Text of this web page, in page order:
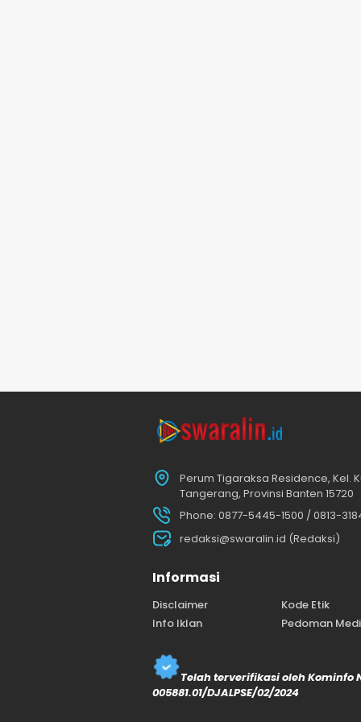
Perum Tigaraksa Residence, Kel.
Tangerang, Provinsi Banten 15720
Phone: 0877-5445-1500 / 0813-
redaksi@swaralin.id (Redaksi)
Informasi
Disclaimer
Kode Etik
Info Iklan
Pedoman
Telah terverifikasi oleh Kominfo
005881.01/DJALPSE/02/2024